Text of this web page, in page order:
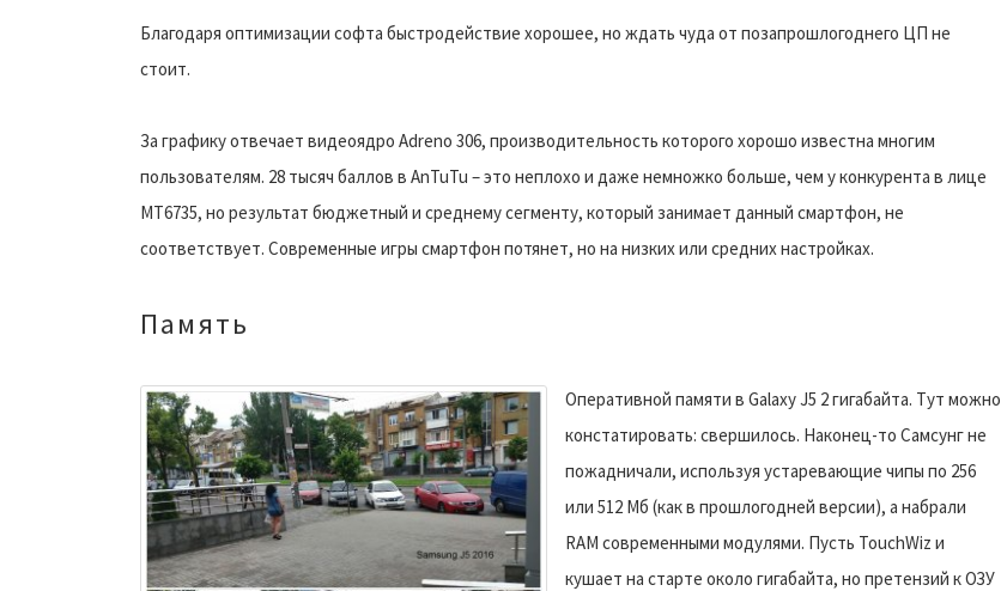
Благодаря оптимизации софта быстродействие хорошее, но ждать чуда от позапрошлогоднего ЦП не
стоит.
За графику отвечает видеоядро Adreno 306, производительность которого хорошо известна многим
пользователям. 28 тысяч баллов в AnTuTu – это неплохо и даже немножко больше, чем у конкурента в лице
MT6735, но результат бюджетный и среднему сегменту, который занимает данный смартфон, не
соответствует. Современные игры смартфон потянет, но на низких или средних настройках.
Память
Оперативной памяти в Galaxy J5 2 гигабайта. Тут можно
констатировать: свершилось. Наконец-то Самсунг не
пожадничали, используя устаревающие чипы по 256
или 512 Мб (как в прошлогодней версии), а набрали
RAM современными модулями. Пусть TouchWiz и
кушает на старте около гигабайта, но претензий к ОЗУ